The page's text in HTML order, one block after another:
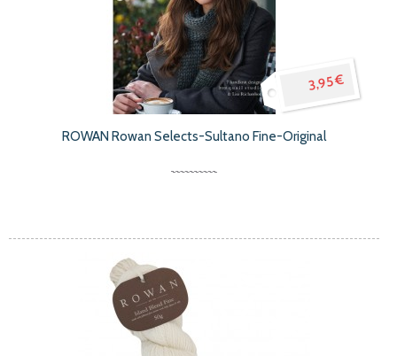
3,95 €
ROWAN Rowan Selects-Sultano Fine-Original